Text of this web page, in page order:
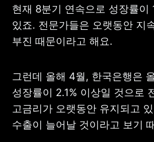
현재 8분기 연속으로 성장률이
있죠. 전문가들은 오랫동안 지
부진 때문이라고 해요.
그런데 올해 4월, 한국은행은
성장률이 2.1% 이상일 것으로
고금리가 오랫동안 유지되고
수출이 늘어날 것이라고 보기